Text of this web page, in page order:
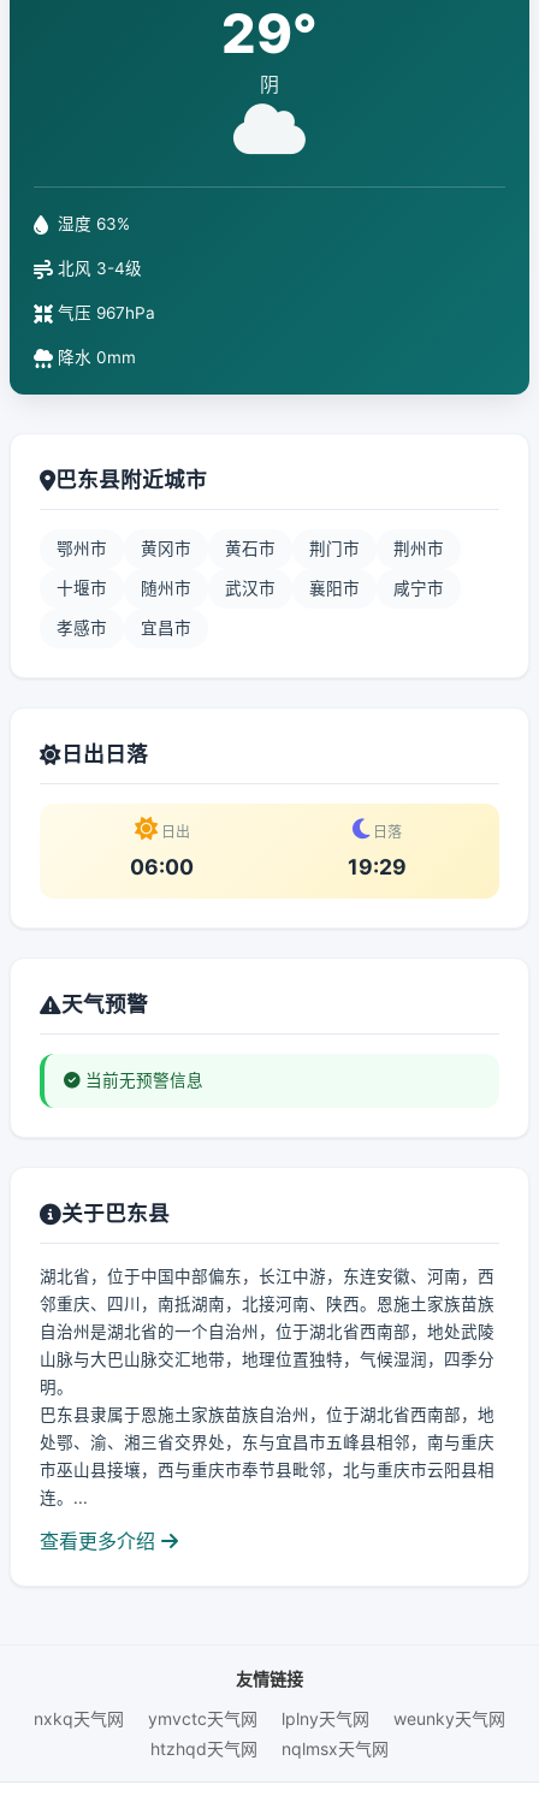
29°
阴
湿度 63%
北风 3-4级
气压 967hPa
降水 0mm
巴东县附近城市
鄂州市 黄冈市 黄石市 荆门市 荆州市
十堰市 随州市 武汉市 襄阳市 咸宁市
孝感市 宜昌市
日出日落
日出
06:00
日落
19:29
天气预警
当前无预警信息
关于巴东县
湖北省，位于中国中部偏东，长江中游，东连安徽、河南，西
邻重庆、四川，南抵湖南，北接河南、陕西。恩施土家族苗族
自治州是湖北省的一个自治州，位于湖北省西南部，地处武陵
山脉与大巴山脉交汇地带，地理位置独特，气候湿润，四季分
明。
巴东县隶属于恩施土家族苗族自治州，位于湖北省西南部，地
处鄂、渝、湘三省交界处，东与宜昌市五峰县相邻，南与重庆
市巫山县接壤，西与重庆市奉节县毗邻，北与重庆市云阳县相
连。...
查看更多介绍
友情链接
nxkq天气网
ymvctc天气网 lplny天气网
weunky天气网
htzhqd天气网
nqlmsx天气网